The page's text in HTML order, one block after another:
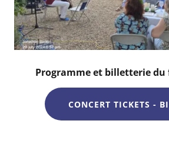
Programme et billetterie du
CONCERT TICKETS -